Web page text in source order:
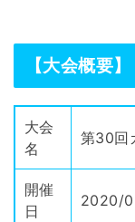
【大会概要】
大会
名
第30回
開催
日
2020/